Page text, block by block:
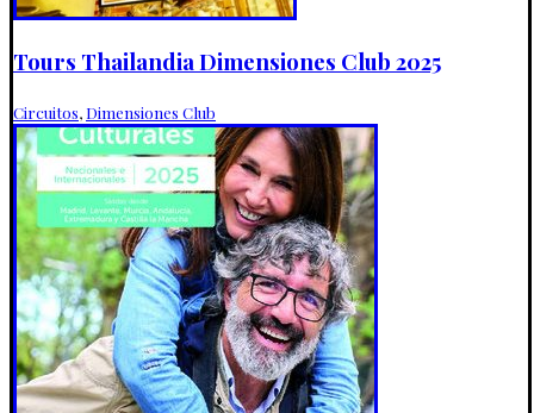
Tours Thailandia Dimensiones Club 2025
Circuitos, Dimensiones Club